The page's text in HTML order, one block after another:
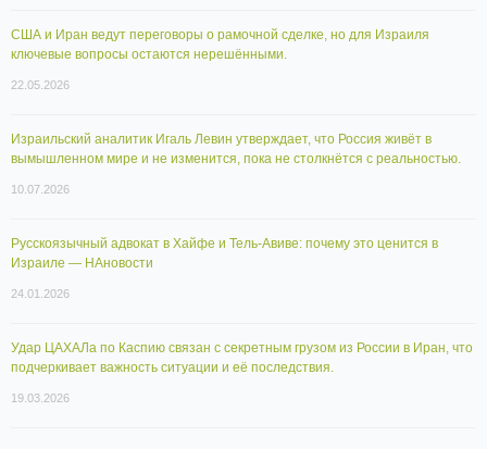
США и Иран ведут переговоры о рамочной сделке, но для Израиля
ключевые вопросы остаются нерешёнными.
22.05.2026
Израильский аналитик Игаль Левин утверждает, что Россия живёт в
вымышленном мире и не изменится, пока не столкнётся с реальностью.
10.07.2026
Русскоязычный адвокат в Хайфе и Тель-Авиве: почему это ценится в
Израиле — НАновости
24.01.2026
Удар ЦАХАЛа по Каспию связан с секретным грузом из России в Иран, что
подчеркивает важность ситуации и её последствия.
19.03.2026